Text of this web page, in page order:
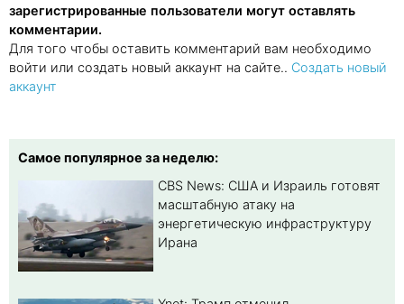
зарегистрированные пользователи могут оставлять
комментарии.
Для того чтобы оставить комментарий вам необходимо
войти или создать новый аккаунт на сайте.. Создать новый
аккаунт
Самое популярное за неделю:
CBS News: США и Израиль готовят
масштабную атаку на
энергетическую инфраструктуру
Ирана